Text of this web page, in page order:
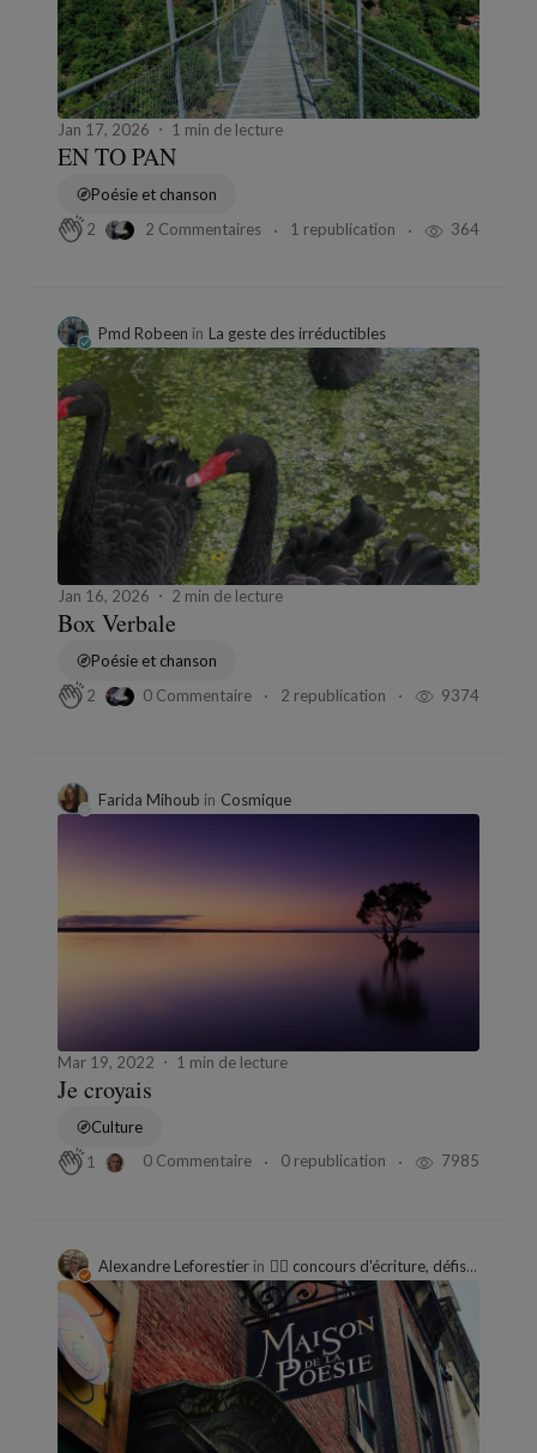
Jan 17, 2026 1 min de lecture
EN TO PAN
Poésie et chanson
2
2 Commentaires 1 republication 364
Pmd Robeen in La geste des irréductibles
Jan 16, 2026 2 min de lecture
Box Verbale
Poésie et chanson
2
0 Commentaire 2 republication 9374
Farida Mihoub in Cosmique
Mar 19, 2022 1 min de lecture
Je croyais
Culture
1
0 Commentaire 0 republication 7985
Alexandre Leforestier in ✍🏻 concours d'écriture, défis et appels à textes sur panodyssey 🏆